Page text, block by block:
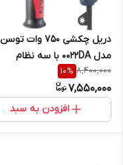
دریل چکشی 750 وات توسن
مدل 0022DA با سه نظام
اتوماتیک
8,400,000
10%
7,550,000
افزودن به سبد